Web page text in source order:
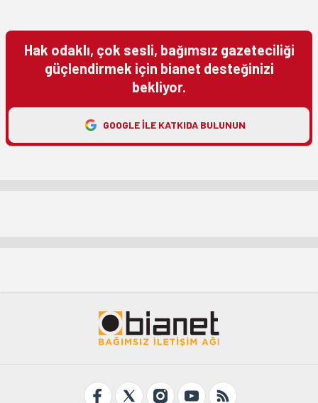
Hak odaklı, çok sesli, bağımsız gazeteciliği
güçlendirmek için bianet desteğinizi
bekliyor.
GOOGLE ILE KATKIDA BULUNUN